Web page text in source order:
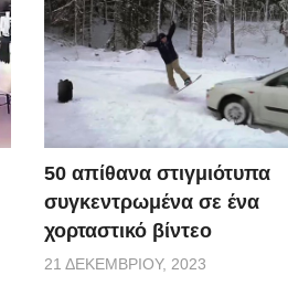
50 απίθανα στιγμιότυπα
συγκεντρωμένα σε ένα
χορταστικό βίντεο
21 ΔΕΚΕΜΒΡΊΟΥ, 2023